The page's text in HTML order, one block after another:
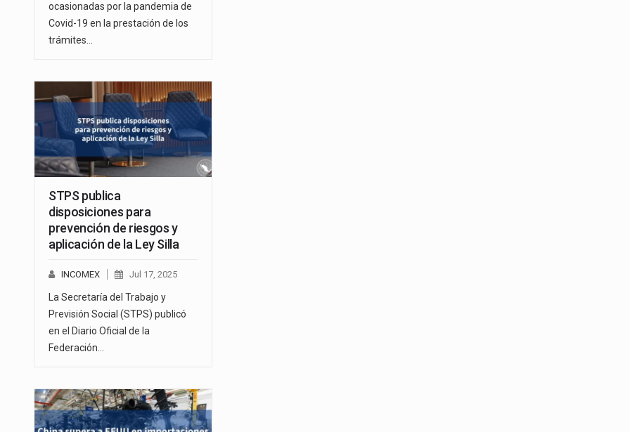
ocasionadas por la pandemia de
Covid-19 en la prestación de los
trámites…
STPS publica
disposiciones para
prevención de riesgos y
aplicación de la Ley Silla
INCOMEX Jul 17, 2025
La Secretaría del Trabajo y
Previsión Social (STPS) publicó
en el Diario Oficial de la
Federación…